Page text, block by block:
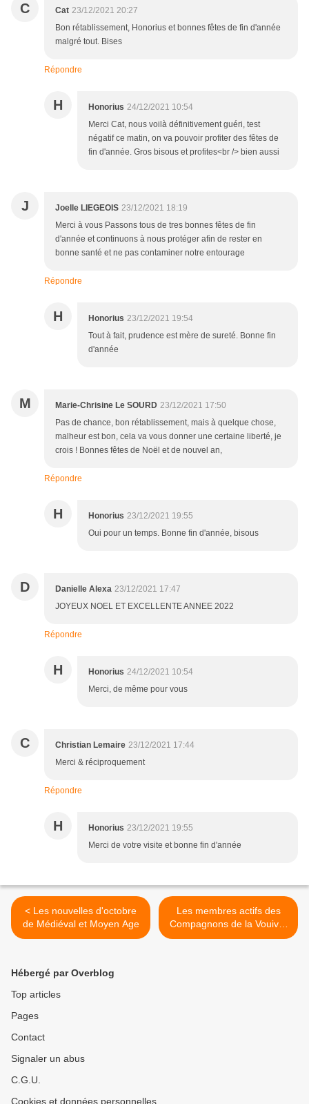
C Cat 23/12/2021 20:27
Bon rétablissement, Honorius et bonnes fêtes de fin d'année
malgré tout. Bises
Répondre
H Honorius 24/12/2021 10:54
Merci Cat, nous voilà définitivement guéri, test
négatif ce matin, on va pouvoir profiter des fêtes de
fin d'année. Gros bisous et profites<br /> bien aussi
J Joelle LIEGEOIS 23/12/2021 18:19
Merci à vous Passons tous de tres bonnes fêtes de fin
d'année et continuons à nous protéger afin de rester en
bonne santé et ne pas contaminer notre entourage
Répondre
H Honorius 23/12/2021 19:54
Tout à fait, prudence est mère de sureté. Bonne fin
d'année
M Marie-Chrisine Le SOURD 23/12/2021 17:50
Pas de chance, bon rétablissement, mais à quelque chose,
malheur est bon, cela va vous donner une certaine liberté, je
crois ! Bonnes fêtes de Noël et de nouvel an,
Répondre
H Honorius 23/12/2021 19:55
Oui pour un temps. Bonne fin d'année, bisous
D Danielle Alexa 23/12/2021 17:47
JOYEUX NOEL ET EXCELLENTE ANNEE 2022
Répondre
H Honorius 24/12/2021 10:54
Merci, de même pour vous
C Christian Lemaire 23/12/2021 17:44
Merci & réciproquement
Répondre
H Honorius 23/12/2021 19:55
Merci de votre visite et bonne fin d'année
< Les nouvelles d'octobre
de Médiéval et Moyen Age
Les membres actifs des
Compagnons de la Vouivre
en 2023 >
Hébergé par Overblog
Top articles
Pages
Contact
Signaler un abus
C.G.U.
Cookies et données personnelles